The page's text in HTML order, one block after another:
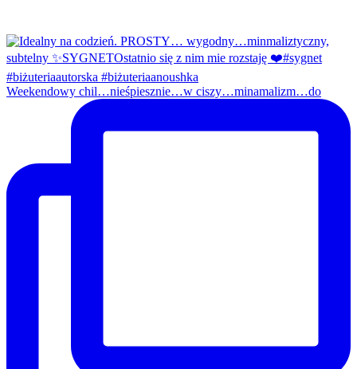
Weekendowy chil…nieśpiesznie…w ciszy…minamalizm…do